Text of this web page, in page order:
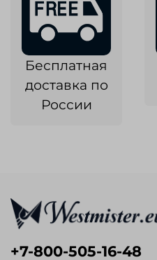
Бесплатная
доставка по
России
+7-800-505-16-48